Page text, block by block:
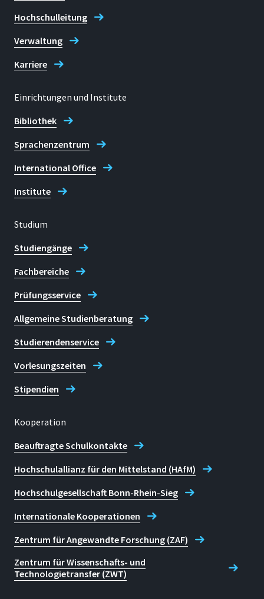
Hochschulleitung
Verwaltung
Karriere
Einrichtungen und Institute
Bibliothek
Sprachenzentrum
International Office
Institute
Studium
Studiengänge
Fachbereiche
Prüfungsservice
Allgemeine Studienberatung
Studierendenservice
Vorlesungszeiten
Stipendien
Kooperation
Beauftragte Schulkontakte
Hochschulallianz für den Mittelstand (HAfM)
Hochschulgesellschaft Bonn-Rhein-Sieg
Internationale Kooperationen
Zentrum für Angewandte Forschung (ZAF)
Zentrum für Wissenschafts- und
Technologietransfer (ZWT)